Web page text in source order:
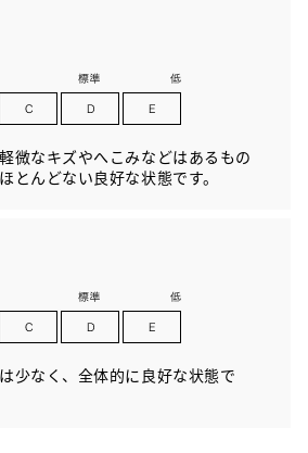
微なキズやへこみなどはあるもの
とんどない良好な状態です。
少なく、全体的に良好な状態で